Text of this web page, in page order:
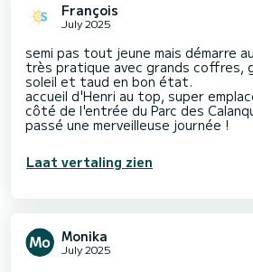
François
July 2025
semi pas tout jeune mais démarre
très pratique avec grands coffres,
soleil et taud en bon état.
accueil d'Henri au top, super
côté de l'entrée du Parc des
passé une merveilleuse journée !
Laat vertaling zien
Monika
July 2025